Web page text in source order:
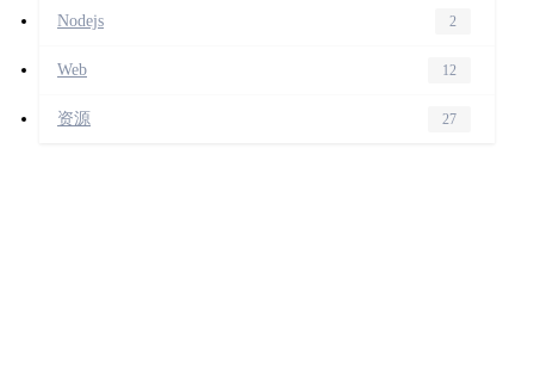
Nodejs 2
Web 12
资源 27